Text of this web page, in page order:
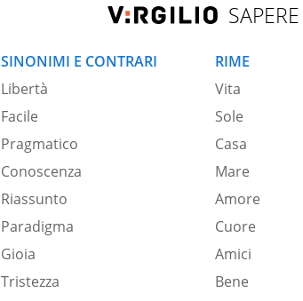
SAPERE
SINONIMI E CONTRARI
Libertà
Facile
Pragmatico
Conoscenza
Riassunto
Paradigma
Gioia
Tristezza
RIME
Vita
Sole
Casa
Mare
Amore
Cuore
Amici
Bene